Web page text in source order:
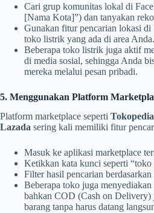
Cari grup komunitas lokal di
[Nama Kota]”) dan tanyakan
Gunakan fitur pencarian lokasi di
toko listrik yang ada di area Anda.
Beberapa toko listrik juga aktif
di media sosial, sehingga Anda
mereka melalui pesan pribadi.
5. Menggunakan Platform
Platform marketplace seperti Tokopedia
Lazada sering kali memiliki fitur
Masuk ke aplikasi marketplace
Ketikkan kata kunci seperti
Filter hasil pencarian
Beberapa toko juga
bahkan COD (Cash on
barang tanpa harus datang